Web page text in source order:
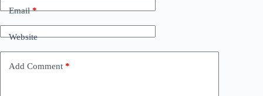
Email*
Website
Add Comment *